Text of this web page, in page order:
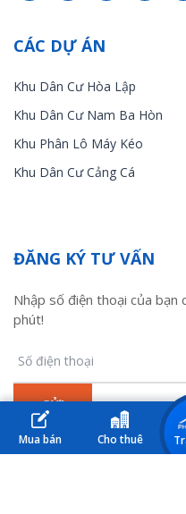
Mua bán Cho thuê
CÁC DỰ ÁN
Khu Dân Cư Hòa Lập
Khu Dân Cư Nam Ba Hòn
Khu Phân Lô Máy Kéo
Khu Dân Cư Cảng Cá
ĐĂNG KÝ TƯ VẤN
Nhập số điện thoại của
phút!